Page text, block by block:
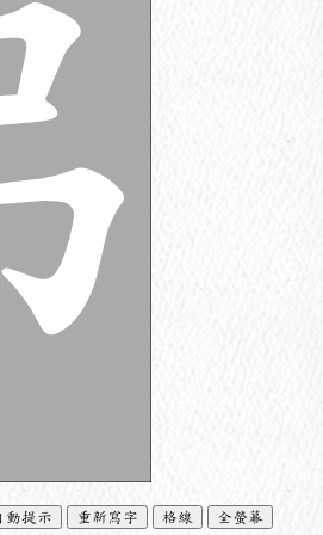
動提示 重新寫字 格線 全螢幕